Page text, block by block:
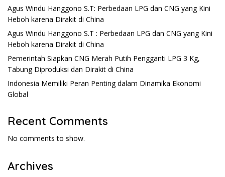
Agus Windu Hanggono S.T: Perbedaan LPG dan CNG yang Kini
Heboh karena Dirakit di China
Agus Windu Hanggono S.T : Perbedaan LPG dan CNG yang Kini
Heboh karena Dirakit di China
Pemerintah Siapkan CNG Merah Putih Pengganti LPG 3 Kg,
Tabung Diproduksi dan Dirakit di China
Indonesia Memiliki Peran Penting dalam Dinamika Ekonomi
Global
Recent Comments
No comments to show.
Archives